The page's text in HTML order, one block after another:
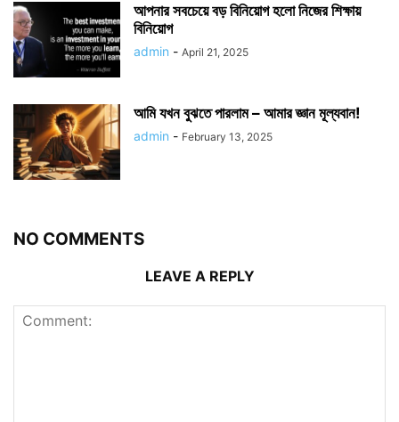
আপনার সবচেয়ে বড় বিনিয়োগ হলো নিজের শিক্ষায়
বিনিয়োগ
admin - April 21, 2025
আমি যখন বুঝতে পারলাম – আমার জ্ঞান মূল্যবান!
admin - February 13, 2025
NO COMMENTS
LEAVE A REPLY